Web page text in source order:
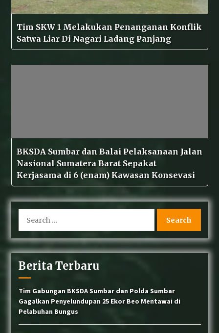
Tim SKW 1 Melakukan Penanganan Konflik
Satwa Liar Di Nagari Ladang Panjang
BKSDA Sumbar dan Balai Pelaksanaan Jalan
Nasional Sumatera Barat Sepakat
Kerjasama di 6 (enam) Kawasan Konsevasi
for:
Berita Terbaru
Tim Gabungan BKSDA Sumbar dan Polda Sumbar
Gagalkan Penyelundupan 25 Ekor Beo Mentawai di
Pelabuhan Bungus